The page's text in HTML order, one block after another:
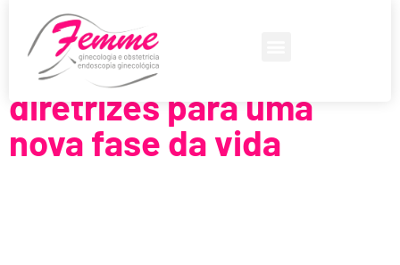
Menopausa: saúde
integral e novas
diretrizes para uma
nova fase da vida